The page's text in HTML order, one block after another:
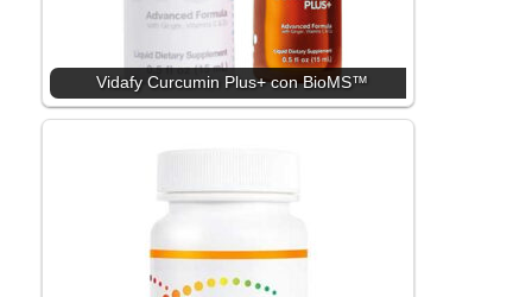
Vidafy Curcumin Plus+ con BioMS™